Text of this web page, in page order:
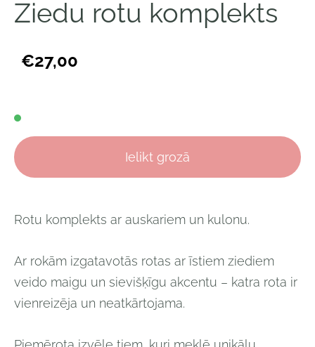
Ziedu rotu komplekts
€27,00
Ielikt grozā
Rotu komplekts ar auskariem un kulonu.
Ar rokām izgatavotās rotas ar īstiem ziediem
veido maigu un sievišķīgu akcentu – katra rota ir
vienreizēja un neatkārtojama.